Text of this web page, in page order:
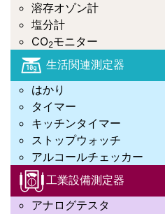
溶存オゾン計
塩分計
CO2モニター
生活関連測定器
はかり
タイマー
キッチンタイマー
ストップウォッチ
アルコールチェッカー
工業設備測定器
アナログテスタ